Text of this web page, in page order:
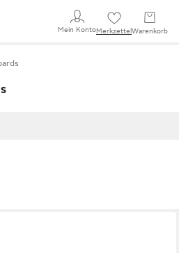
Mein KontoMerkzettel Warenkorb